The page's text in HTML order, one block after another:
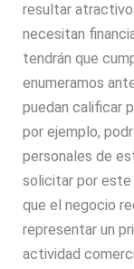
resultar
necesitan
tendrán que
enumeramos
puedan calificar
por ejemplo,
personales de
solicitar por este
que el negocio
representar un
actividad